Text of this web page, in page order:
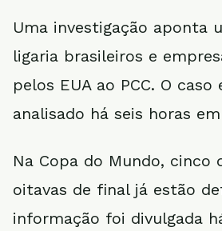
Uma investigação aponta
ligaria brasileiros e
pelos EUA ao PCC. O caso
analisado há seis horas
Na Copa do Mundo, cinco
oitavas de final já estão
informação foi divulgada